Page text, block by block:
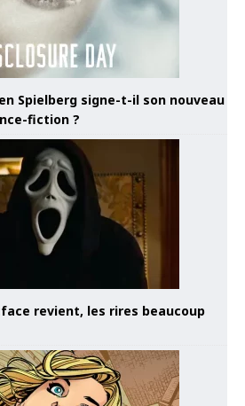
Spielberg signe-t-il son nouveau
fiction ?
revient, les rires beaucoup